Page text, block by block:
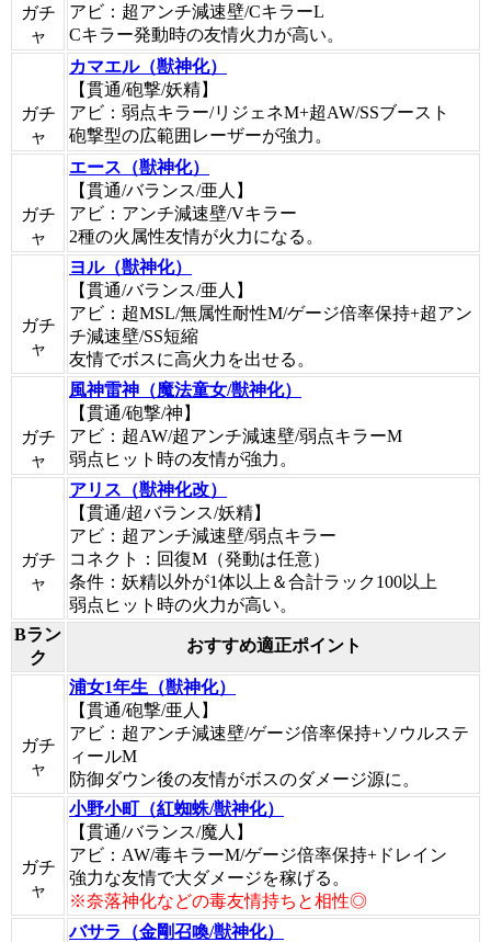
ガチ
ャ
アビ：超アンチ減速壁/CキラーL
Cキラー発動時の友情火力が高い。
ガチ
ャ
カマエル（獣神化）
【貫通/砲撃/妖精】
アビ：弱点キラー/リジェネM+超AW/SSブースト
砲撃型の広範囲レーザーが強力。
ガチ
ャ
エース（獣神化）
【貫通/バランス/亜人】
アビ：アンチ減速壁/Vキラー
2種の火属性友情が火力になる。
ガチ
ャ
ヨル（獣神化）
【貫通/バランス/亜人】
アビ：超MSL/無属性耐性M/ゲージ倍率保持+超アン
チ減速壁/SS短縮
友情でボスに高火力を出せる。
ガチ
ャ
風神雷神（魔法童女/獣神化）
【貫通/砲撃/神】
アビ：超AW/超アンチ減速壁/弱点キラーM
弱点ヒット時の友情が強力。
ガチ
ャ
アリス（獣神化改）
【貫通/超バランス/妖精】
アビ：超アンチ減速壁/弱点キラー
コネクト：回復M（発動は任意）
条件：妖精以外が1体以上＆合計ラック100以上
弱点ヒット時の火力が高い。
Bラン
ク
おすすめ適正ポイント
ガチ
ャ
浦女1年生（獣神化）
【貫通/砲撃/亜人】
アビ：超アンチ減速壁/ゲージ倍率保持+ソウルステ
ィールM
防御ダウン後の友情がボスのダメージ源に。
ガチ
ャ
小野小町（紅蜘蛛/獣神化）
【貫通/バランス/魔人】
アビ：AW/毒キラーM/ゲージ倍率保持+ドレイン
強力な友情で大ダメージを稼げる。
※奈落神化などの毒友情持ちと相性◎
バサラ（金剛召喚/獣神化）